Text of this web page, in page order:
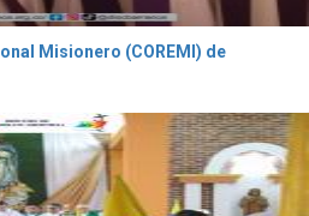
Misionero (COREMI) de